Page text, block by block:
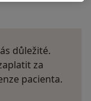
důležité.
za
pacienta.